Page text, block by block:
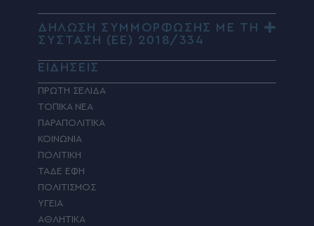
ΔΗΛΩΣΗ ΣΥΜΜΟΡΦΩΣΗΣ ΜΕ ΤΗ
ΣΥΣΤΑΣΗ (ΕΕ) 2018/334
ΕΙΔΗΣΕΙΣ
ΠΡΩΤΗ ΣΕΛΙΔΑ
ΤΟΠΙΚΑ ΝΕΑ
ΠΑΡΑΠΟΛΙΤΙΚΑ
ΚΟΙΝΩΝΙΑ
ΠΟΛΙΤΙΚΗ
ΤΑΔΕ ΕΦΗ
ΠΟΛΙΤΙΣΜΟΣ
ΥΓΕΙΑ
ΑΘΛΗΤΙΚΑ